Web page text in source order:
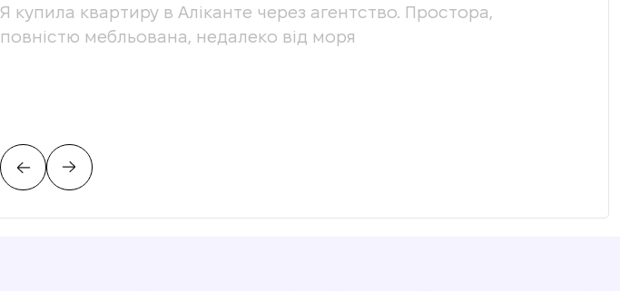
Я купила квартиру в Аліканте через агентство. Простора,
повністю мебльована, недалеко від моря